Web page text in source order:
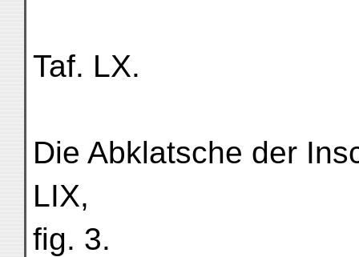
Taf. LX.
Die Abklatsche der
LIX,
fig. 3.